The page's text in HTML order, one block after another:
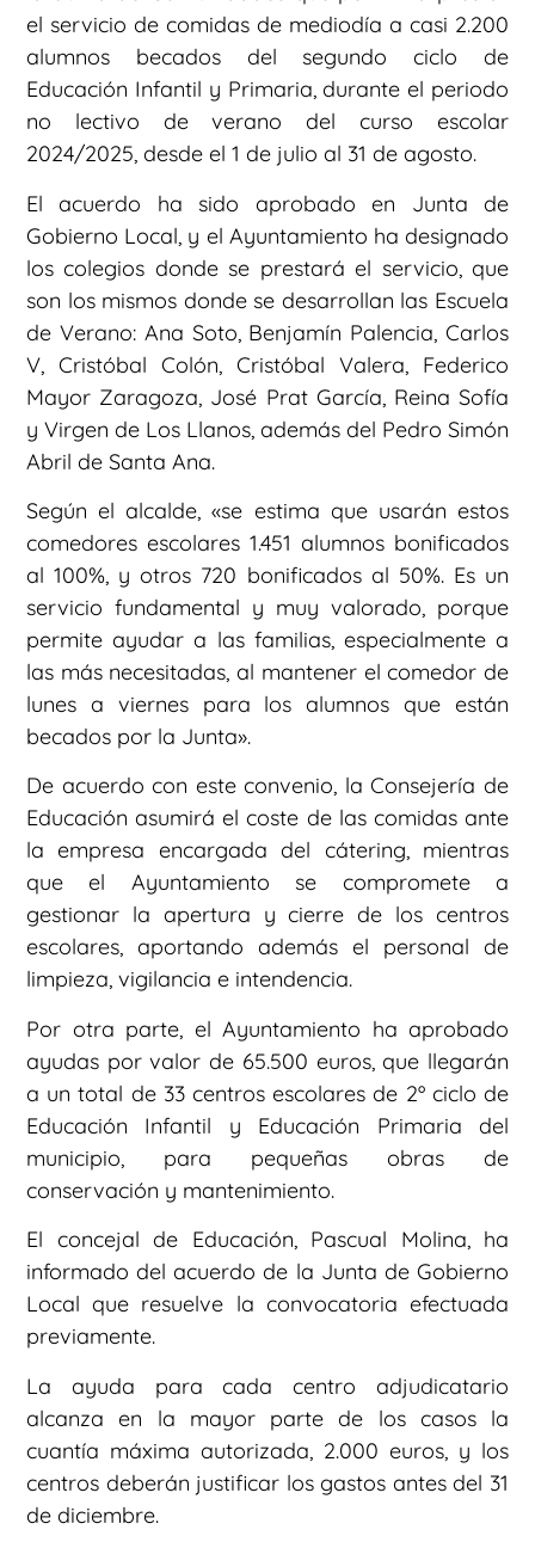
el servicio de comidas de mediodía a casi 2.200
alumnos becados del segundo ciclo de
Educación Infantil y Primaria, durante el periodo
no lectivo de verano del curso escolar
2024/2025, desde el 1 de julio al 31 de agosto.
El acuerdo ha sido aprobado en Junta de
Gobierno Local, y el Ayuntamiento ha designado
los colegios donde se prestará el servicio, que
son los mismos donde se desarrollan las Escuela
de Verano: Ana Soto, Benjamín Palencia, Carlos
V, Cristóbal Colón, Cristóbal Valera, Federico
Mayor Zaragoza, José Prat García, Reina Sofía
y Virgen de Los Llanos, además del Pedro Simón
Abril de Santa Ana.
Según el alcalde, «se estima que usarán estos
comedores escolares 1.451 alumnos bonificados
al 100%, y otros 720 bonificados al 50%. Es un
servicio fundamental y muy valorado, porque
permite ayudar a las familias, especialmente a
las más necesitadas, al mantener el comedor de
lunes a viernes para los alumnos que están
becados por la Junta».
De acuerdo con este convenio, la Consejería de
Educación asumirá el coste de las comidas ante
la empresa encargada del cátering, mientras
que el Ayuntamiento se compromete a
gestionar la apertura y cierre de los centros
escolares, aportando además el personal de
limpieza, vigilancia e intendencia.
Por otra parte, el Ayuntamiento ha aprobado
ayudas por valor de 65.500 euros, que llegarán
a un total de 33 centros escolares de 2º ciclo de
Educación Infantil y Educación Primaria del
municipio, para pequeñas obras de
conservación y mantenimiento.
El concejal de Educación, Pascual Molina, ha
informado del acuerdo de la Junta de Gobierno
Local que resuelve la convocatoria efectuada
previamente.
La ayuda para cada centro adjudicatario
alcanza en la mayor parte de los casos la
cuantía máxima autorizada, 2.000 euros, y los
centros deberán justificar los gastos antes del 31
de diciembre.